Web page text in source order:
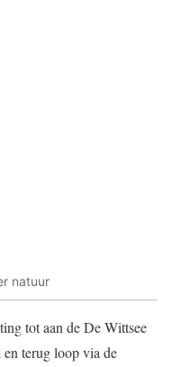
natuur
tot aan de De Wittsee
terug loop via de